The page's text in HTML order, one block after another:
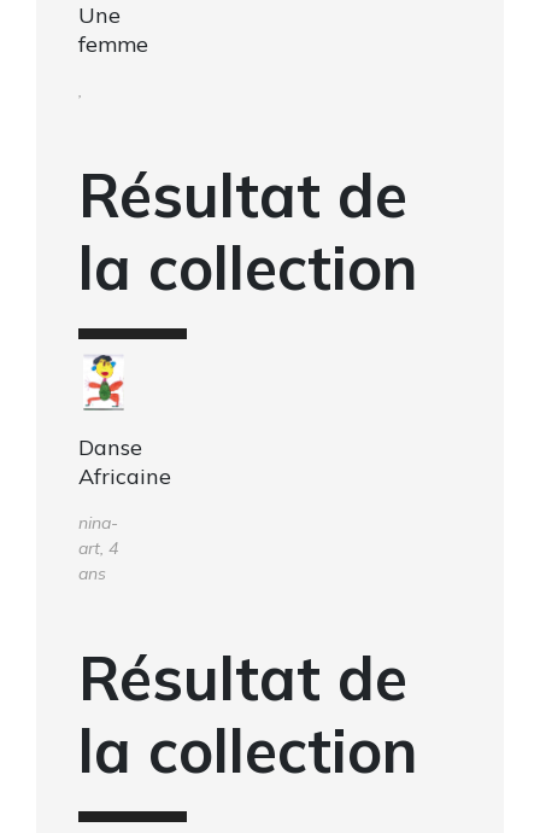
Une
femme
,
Résultat de
la collection
Danse
Africaine
nina-
art, 4
ans
Résultat de
la collection